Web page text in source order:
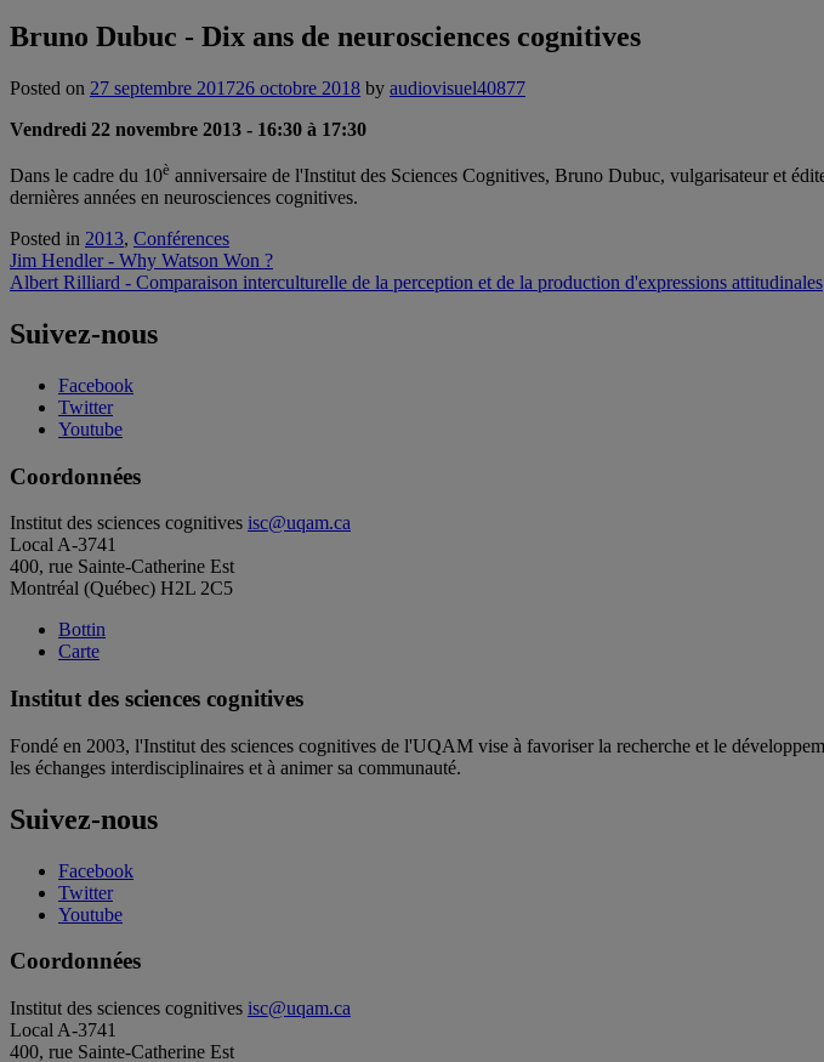
Bruno Dubuc - Dix ans de neurosciences cognitives
Posted on 27 septembre 201726 octobre 2018 by audiovisuel40877
Vendredi 22 novembre 2013 - 16:30 à 17:30
Dans le cadre du 10è anniversaire de l'Institut des Sciences Cognitives, Bruno Dubuc, vulgarisateur et
dernières années en neurosciences cognitives.
Posted in 2013, Conférences
Navigation
de
l'article
Jim Hendler - Why Watson Won ?
Albert Rilliard - Comparaison interculturelle de la perception et de la production d'expressions attitudinales
Suivez-nous
Facebook
Twitter
Youtube
Coordonnées
Institut des sciences cognitives isc@uqam.ca
Local A-3741
400, rue Sainte-Catherine Est
Montréal (Québec) H2L 2C5
Bottin
Carte
Institut des sciences cognitives
Fondé en 2003, l'Institut des sciences cognitives de l'UQAM vise à favoriser la recherche et le
les échanges interdisciplinaires et à animer sa communauté.
Suivez-nous
Facebook
Twitter
Youtube
Coordonnées
Institut des sciences cognitives isc@uqam.ca
Local A-3741
400, rue Sainte-Catherine Est